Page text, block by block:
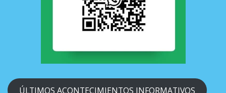
ÚLTIMOS ACONTECIMIENTOS INFORMATIVOS